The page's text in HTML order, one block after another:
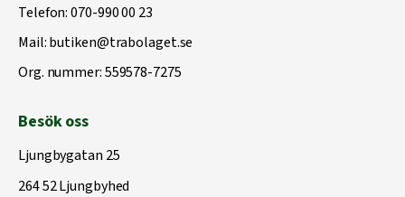
Telefon:070-990 00 23
Mail:butiken@trabolaget.se
Org. nummer: 559578-7275
Besök oss
Ljungbygatan 25
264 52 Ljungbyhed